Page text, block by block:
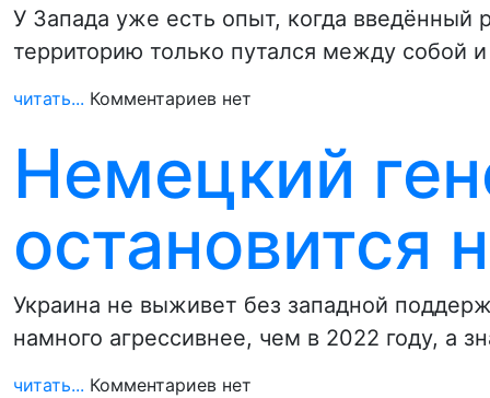
У Запада уже есть опыт, когда введённый
территорию только путался между собой
читать... Комментариев нет
Немецкий
остановится
Украина не выживет без западной
намного агрессивнее, чем в 2022 году, а
читать... Комментариев нет